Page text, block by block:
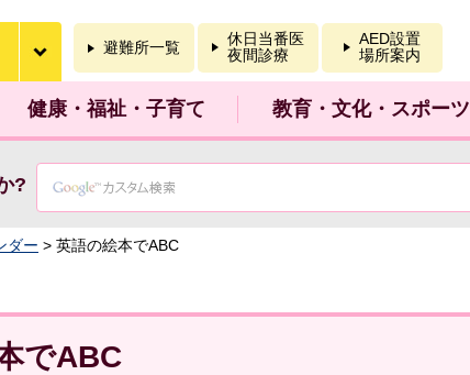
避難所一覧
休日当番医
夜間診療
AED設置
場所案内
健康・福祉・子育て 教育・文化・スポーツ
?
ダー > 英語の絵本でABC
でABC